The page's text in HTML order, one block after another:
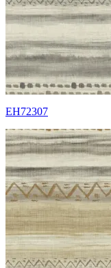
EH72307